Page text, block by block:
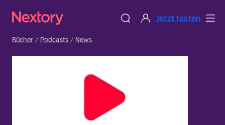
Jetzt testen
Bücher Podcasts News